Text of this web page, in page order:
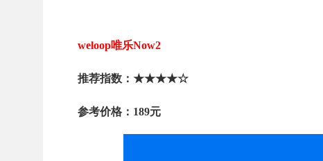
weloop唯乐Now2
推荐指数：★★★★☆
参考价格：189元